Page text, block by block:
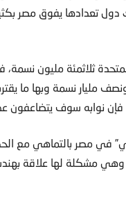
دول تعدادها يفوق مصر
المتحدة ثلاثمئة مليون
فإن نوابه سوف يتضاعفون
في مصر بالتماهي مع
وهي مشكلة لها علاقة